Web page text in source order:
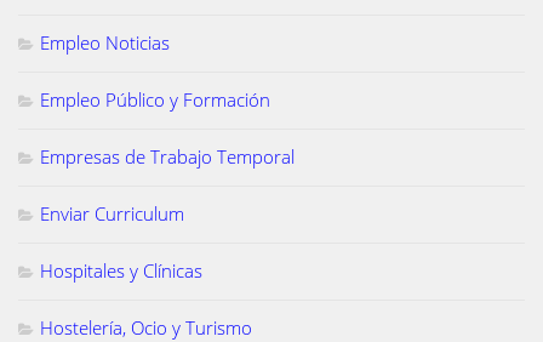
Empleo Noticias
Empleo Público y Formación
Empresas de Trabajo Temporal
Enviar Curriculum
Hospitales y Clínicas
Hostelería, Ocio y Turismo